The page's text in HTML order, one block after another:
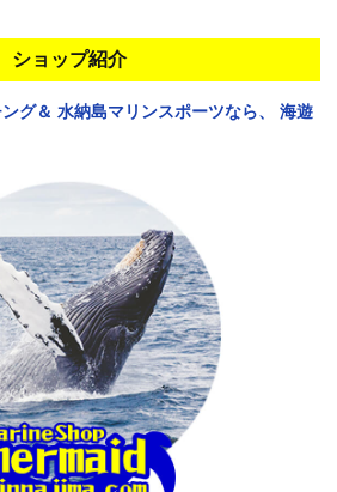
ショップ紹介
グ＆ 水納島マリンスポーツなら、
海遊